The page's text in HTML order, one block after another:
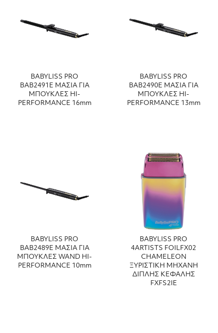
BABYLISS PRO
ΒΑΒ2491Ε ΜΑΣΙΑ ΓΙΑ
ΜΠΟΥΚΛΕΣ HI-
PERFORMANCE 16mm
BABYLISS PRO
ΒΑΒ2490Ε ΜΑΣΙΑ ΓΙΑ
ΜΠΟΥΚΛΕΣ HI-
PERFORMANCE 13mm
BABYLISS PRO
ΒΑΒ2489Ε ΜΑΣΙΑ ΓΙΑ
ΜΠΟΥΚΛΕΣ WAND HI-
PERFORMANCE 10mm
BABYLISS PRO
4ARTISTS FOILFX02
CHAMELEON
ΞΥΡΙΣΤΙΚΗ ΜΗΧΑΝΗ
ΔΙΠΛΗΣ ΚΕΦΑΛΗΣ
FXFS2IE